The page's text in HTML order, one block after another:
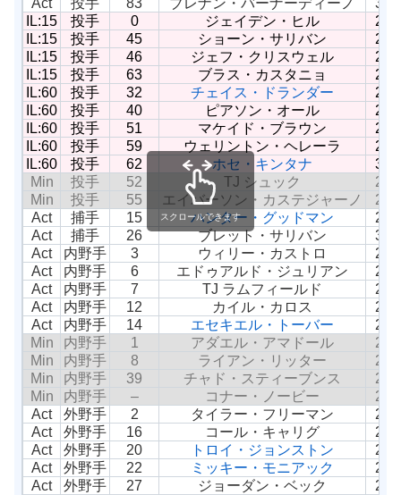
Act
投手 83 ブレナン・バーナーディーノ
34
IL:15
投手 0 ジェイデン・ヒル
27
IL:15
投手 45 ショーン・サリバン
24
IL:15
投手 46 ジェフ・クリスウェル
27
IL:15
投手 63 ブラス・カスタニョ
28
IL:60
投手 32 チェイス・ドランダー
25
IL:60
投手 40 ピアソン・オール
27
IL:60
投手 51 マケイド・ブラウン
26
IL:60
投手 59 ウェリントン・ヘレーラ
22
IL:60
投手 62 ホセ・キンタナ
37
Min
投手 52 TJ シュック
28
Min
投手 55 エイバーソン・カステジャーノ
25
Act
捕手 15 ハンター・グッドマン
27
Act
捕手 26 ブレット・サリバン
32
Act
内野手 3 ウィリー・カストロ
29
Act
内野手 6 エドゥアルド・ジュリアン
27
Act
内野手 7 TJ ラムフィールド
26
Act
内野手 12 カイル・カロス
24
Act
内野手 14 エセキエル・トーバー
25
Min
内野手 1 アダエル・アマドール
23
Min
内野手 8 ライアン・リッター
26
Min
内野手 39 チャド・スティーブンス
27
Min
内野手 – コナー・ノービー
26
Act
外野手 2 タイラー・フリーマン
27
Act
外野手 16 コール・キャリグ
24
Act
外野手 20 トロイ・ジョンストン
29
Act
外野手 22 ミッキー・モニアック
28
Act
外野手 27 ジョーダン・ベック
25
スクロールできます